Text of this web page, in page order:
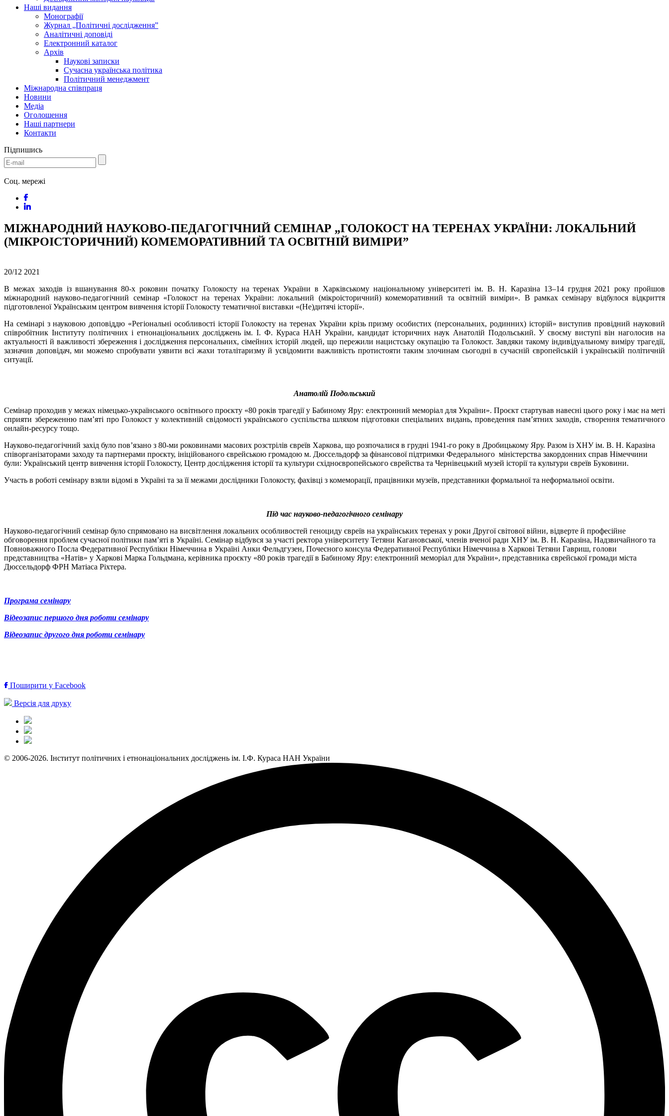
Наші видання
Монографії
Журнал „Політичні дослідження”
Аналітичні доповіді
Електронний каталог
Архів
Наукові записки
Сучасна українська політика
Політичний менеджмент
Міжнародна співпраця
Новини
Медіa
Оголошення
Наші партнери
Контакти
Підпишись
Соц. мережі
МІЖНАРОДНИЙ НАУКОВО-ПЕДАГОГІЧНИЙ СЕМІНАР „ГОЛОКОСТ НА ТЕРЕНАХ УКРАЇНИ: ЛОКАЛЬНИЙ
(МІКРОІСТОРИЧНИЙ) КОМЕМОРАТИВНИЙ ТА ОСВІТНІЙ ВИМІРИ”
20/12 2021
В межах заходів із вшанування 80-х роковин початку Голокосту на теренах України в Харківському національному університеті ім. В. Н. Каразіна 13–14 грудня 2021 року пройшов
міжнародний науково-педагогічний семінар «Голокост на теренах України: локальний (мікроісторичний) комеморативний та освітній виміри». В рамках семінару відбулося відкриття
підготовленої Українським центром вивчення історії Голокосту тематичної виставки «(Не)дитячі історії».
На семінарі з науковою доповіддю «Регіональні особливості історії Голокосту на теренах України крізь призму особистих (персональних, родинних) історій» виступив провідний науковий
співробітник Інституту політичних і етнонаціональних досліджень ім. І. Ф. Кураса НАН України, кандидат історичних наук Анатолій Подольський. У своєму виступі він наголосив на
актуальності й важливості збереження і дослідження персональних, сімейних історій людей, що пережили нацистську окупацію та Голокост. Завдяки такому індивідуальному виміру трагедії,
зазначив доповідач, ми можемо спробувати уявити всі жахи тоталітаризму й усвідомити важливість протистояти таким злочинам сьогодні в сучасній європейській і українській політичній
ситуації.
Анатолій Подольський
Семінар проходив у межах німецько-українського освітнього проєкту «80 років трагедії у Бабиному Яру: електронний меморіал для України». Проєкт стартував навесні цього року і має на меті
сприяти збереженню пам’яті про Голокост у колективній свідомості українського суспільства шляхом підготовки спеціальних видань, проведення пам’ятних заходів, створення тематичного
онлайн-ресурсу тощо.
Науково-педагогічний захід було пов’язано з 80-ми роковинами масових розстрілів євреїв Харкова, що розпочалися в грудні 1941-го року в Дробицькому Яру. Разом із ХНУ ім. В. Н. Каразіна
співорганізаторами заходу та партнерами проєкту, ініційованого єврейською громадою м. Дюссельдорф за фінансової підтримки Федерального міністерства закордонних справ Німеччини
були: Український центр вивчення історії Голокосту, Центр дослідження історії та культури східноєвропейського єврейства та Чернівецький музей історії та культури євреїв Буковини.
Участь в роботі семінару взяли відомі в Україні та за її межами дослідники Голокосту, фахівці з комеморації, працівники музеїв, представники формальної та неформальної освіти.
Під час науково-педагогічного семінару
Науково-педагогічний семінар було спрямовано на висвітлення локальних особливостей геноциду євреїв на українських теренах у роки Другої світової війни, відверте й професійне
обговорення проблем сучасної політики пам’яті в Україні. Семінар відбувся за участі ректора університету Тетяни Кагановської, членів вченої ради ХНУ ім. В. Н. Каразіна, Надзвичайного та
Повноважного Посла Федеративної Республіки Німеччина в Україні Анки Фельдгузен, Почесного консула Федеративної Республіки Німеччина в Харкові Тетяни Гавриш, голови
представництва «Натів» у Харкові Марка Гольдмана, керівника проєкту «80 років трагедії в Бабиному Яру: електронний меморіал для України», представника єврейської громади міста
Дюссельдорф ФРН Матіаса Ріхтера.
Програма семінару
Відеозапис першого дня роботи семінару
Відеозапис другого дня роботи семінару
Поширити у Facebook
Версія для друку
© 2006-2026. Інститут політичних і етнонаціональних досліджень ім. І.Ф. Кураса НАН України